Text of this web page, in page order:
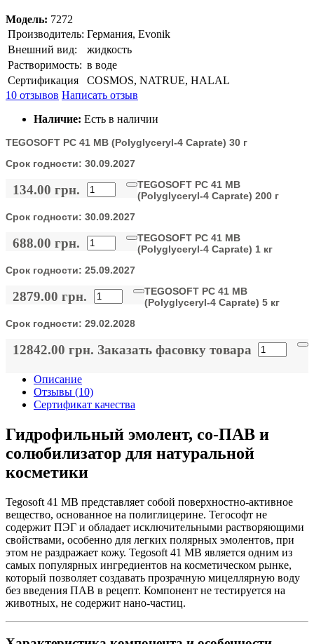
Модель: 7272
Производитель: Германия, Evonik
Внешний вид:
жидкость
Растворимость: в воде
Сертификация
COSMOS, NATRUE, HALAL
10 отзывов Написать отзыв
Наличие: Есть в наличии
TEGOSOFT PC 41 MB (Polyglyceryl-4 Caprate) 30 г
Срок годности: 30.09.2027
134.00 грн.
TEGOSOFT PC 41 MB
(Polyglyceryl-4 Caprate) 200 г
Срок годности: 30.09.2027
688.00 грн.
TEGOSOFT PC 41 MB
(Polyglyceryl-4 Caprate) 1 кг
Срок годности: 25.09.2027
2879.00 грн.
TEGOSOFT PC 41 MB
(Polyglyceryl-4 Caprate) 5 кг
Срок годности: 29.02.2028
12842.00 грн. Заказать фасовку товара
Описание
Отзывы (10)
Сертификат качества
Гидрофильный эмолент, со-ПАВ и
солюбилизатор для натуральной
косметики
Tegosoft 41 MB представляет собой поверхностно-активное
вещество, основанное на полиглицерине. Тегософт не
содержит ПЭГ и обладает исключительными растворяющими
свойствами, особенно для легких полярных эмолентов, при
этом не раздражает кожу. Tegosoft 41 MB является одним из
самых популярных ингредиентов на косметическом рынке,
который позволяет создавать прозрачную мицеллярную воду
без введения ПАВ в рецепт. Компонент не тестируется на
животных, не содержит нано-частиц.